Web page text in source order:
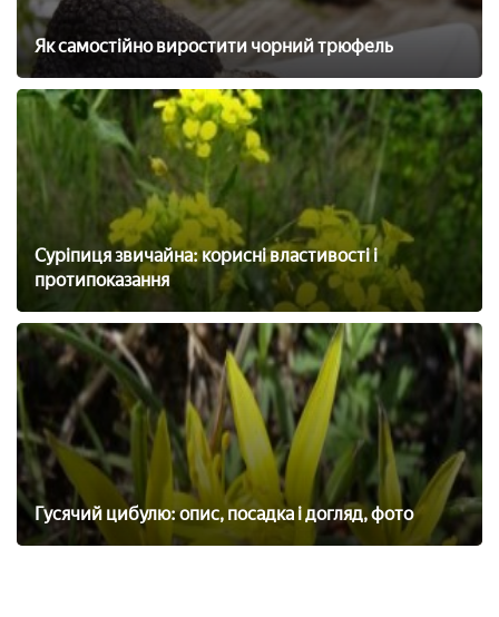
Як самостійно виростити чорний трюфель
Суріпиця звичайна: корисні властивості і
протипоказання
Гусячий цибулю: опис, посадка і догляд, фото